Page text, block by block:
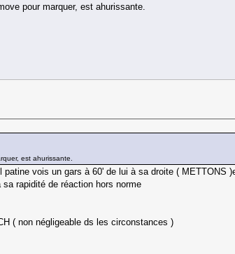
pour marquer, est ahurissante.
est ahurissante.
vois un gars à 60' de lui à sa droite ( METTONS
rapidité de réaction hors norme
( non négligeable ds les circonstances )